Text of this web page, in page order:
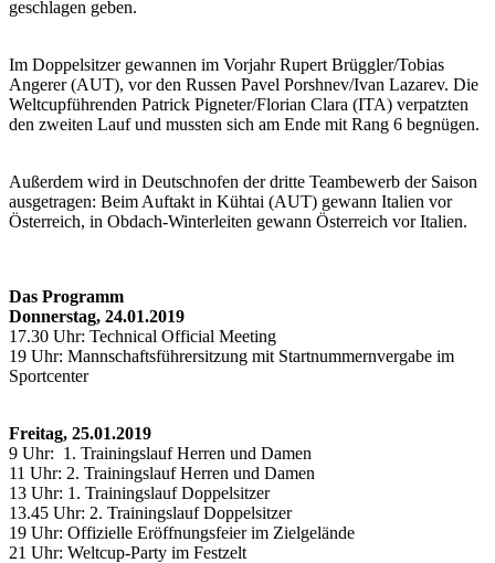
geschlagen geben.
Im Doppelsitzer gewannen im Vorjahr Rupert Brüggler/Tobias
Angerer (AUT), vor den Russen Pavel Porshnev/Ivan Lazarev. Die
Weltcupführenden Patrick Pigneter/Florian Clara (ITA) verpatzten
den zweiten Lauf und mussten sich am Ende mit Rang 6 begnügen.
Außerdem wird in Deutschnofen der dritte Teambewerb der Saison
ausgetragen: Beim Auftakt in Kühtai (AUT) gewann Italien vor
Österreich, in Obdach-Winterleiten gewann Österreich vor Italien.
Das Programm
Donnerstag, 24.01.2019
17.30 Uhr: Technical Official Meeting
19 Uhr: Mannschaftsführersitzung mit Startnummernvergabe im
Sportcenter
Freitag, 25.01.2019
9 Uhr: 1. Trainingslauf Herren und Damen
11 Uhr: 2. Trainingslauf Herren und Damen
13 Uhr: 1. Trainingslauf Doppelsitzer
13.45 Uhr: 2. Trainingslauf Doppelsitzer
19 Uhr: Offizielle Eröffnungsfeier im Zielgelände
21 Uhr: Weltcup-Party im Festzelt